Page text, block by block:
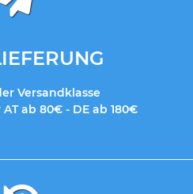
Versandklasse
ab 80€ - DE ab 180€